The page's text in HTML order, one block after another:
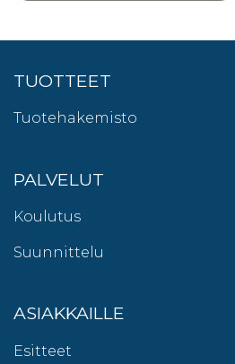
TUOTTEET
Tuotehakemisto
PALVELUT
Koulutus
Suunnittelu
ASIAKKAILLE
Esitteet